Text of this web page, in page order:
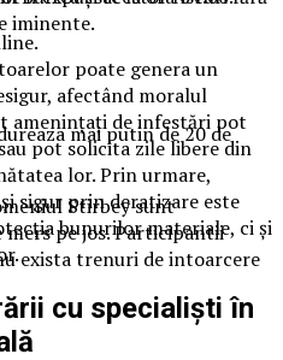
iminente.
poate genera un
afectând moralul
amenințați de infestări pot
pot solicita zile libere din
lor. Prin urmare,
sigur prin deratizare este
bunurilor materiale, ci și
cu specialiști în
mai putin de 20 de
Stirbey sunt
pe jos. Participantii
exista trenuri de intoarcere